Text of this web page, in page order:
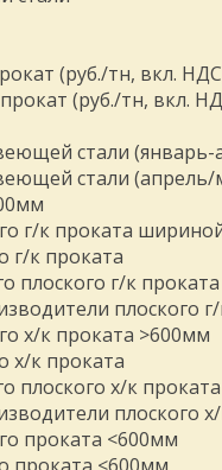
(руб./тн, вкл.
(руб./тн, вкл.
стали (январь-
стали (апрель/
г/к проката
г/к проката
г/к
плоского
х/к проката >600мм
х/к проката
х/к
плоского
проката <600мм